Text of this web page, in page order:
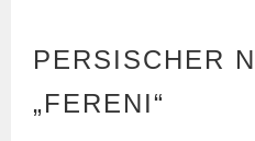
PERSISCHER
„FERENI“